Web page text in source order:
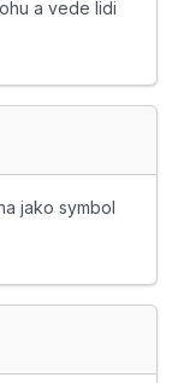
a vede lidi
jako symbol